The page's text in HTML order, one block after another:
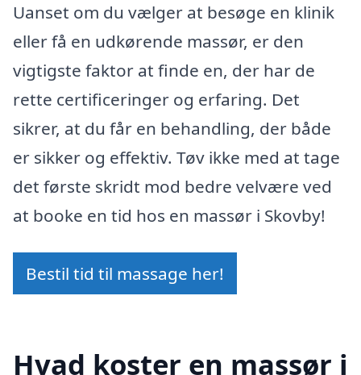
Uanset om du vælger at besøge en klinik
eller få en udkørende massør, er den
vigtigste faktor at finde en, der har de
rette certificeringer og erfaring. Det
sikrer, at du får en behandling, der både
er sikker og effektiv. Tøv ikke med at tage
det første skridt mod bedre velvære ved
at booke en tid hos en massør i Skovby!
Bestil tid til massage her!
Hvad koster en massør i